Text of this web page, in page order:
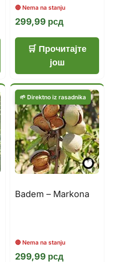
299,99 рсд
Прочитајте
још
Badem – Markona
299,99 рсд